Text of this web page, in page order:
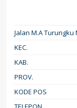
Jalan M.A
KEC.
KAB.
PROV.
KODE POS